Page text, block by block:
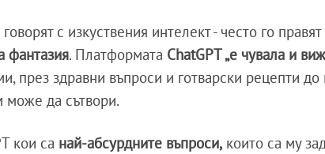
с изкуствения интелект - често го
фантазия. Платформата ChatGPT „е чувала и
през здравни въпроси и готварски рецепти
може да сътвори.
кои са най-абсурдните въпроси, които са му